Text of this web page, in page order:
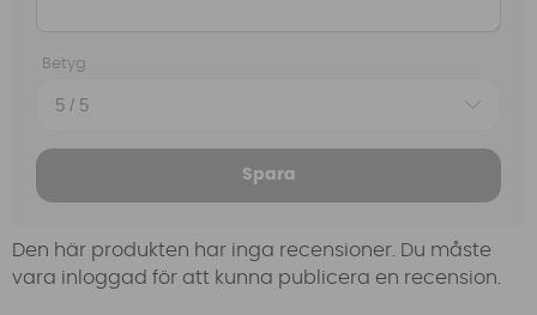
Betyg
Spara
Den här produkten har inga recensioner. Du måste
vara inloggad för att kunna publicera en recension.